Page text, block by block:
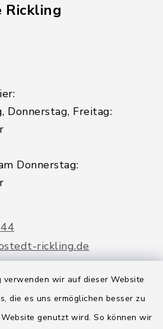
verwenden wir auf dieser Website
die es uns ermöglichen besser zu
genutzt wird. So können wir
Donnerstag, Freitag:
Donnerstag:
rickling.de